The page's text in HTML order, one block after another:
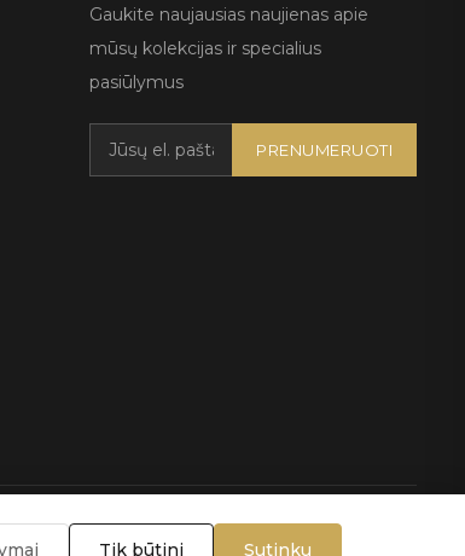
Gaukite naujausias naujienas apie
mūsų kolekcijas ir specialius
pasiūlymus
PRENUMERUOTI
Tik būtini Sutinku